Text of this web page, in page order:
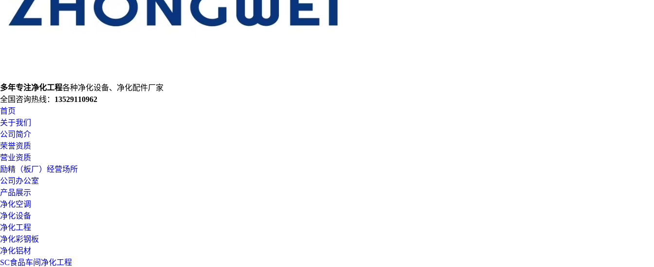
多年专注净化工程各种净化设备、净化配件厂家
全国咨询热线： 13529110962
首页
关于我们
公司简介
荣誉资质
营业资质
励精（板厂）经营场所
公司办公室
产品展示
净化空调
净化设备
净化工程
净化彩钢板
净化铝材
SC食品车间净化工程